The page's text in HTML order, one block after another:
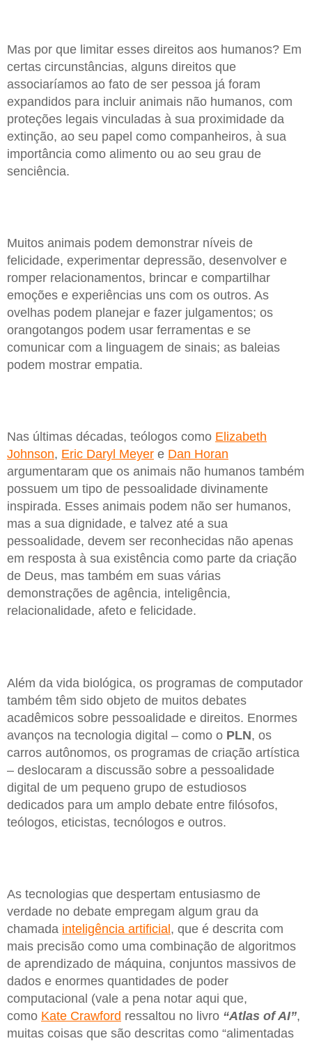
Mas por que limitar esses direitos aos humanos? Em
certas circunstâncias, alguns direitos que
associaríamos ao fato de ser pessoa já foram
expandidos para incluir animais não humanos, com
proteções legais vinculadas à sua proximidade da
extinção, ao seu papel como companheiros, à sua
importância como alimento ou ao seu grau de
senciência.
Muitos animais podem demonstrar níveis de
felicidade, experimentar depressão, desenvolver e
romper relacionamentos, brincar e compartilhar
emoções e experiências uns com os outros. As
ovelhas podem planejar e fazer julgamentos; os
orangotangos podem usar ferramentas e se
comunicar com a linguagem de sinais; as baleias
podem mostrar empatia.
Nas últimas décadas, teólogos como Elizabeth
Johnson, Eric Daryl Meyer e Dan Horan
argumentaram que os animais não humanos também
possuem um tipo de pessoalidade divinamente
inspirada. Esses animais podem não ser humanos,
mas a sua dignidade, e talvez até a sua
pessoalidade, devem ser reconhecidas não apenas
em resposta à sua existência como parte da criação
de Deus, mas também em suas várias
demonstrações de agência, inteligência,
relacionalidade, afeto e felicidade.
Além da vida biológica, os programas de computador
também têm sido objeto de muitos debates
acadêmicos sobre pessoalidade e direitos. Enormes
avanços na tecnologia digital – como o PLN, os
carros autônomos, os programas de criação artística
– deslocaram a discussão sobre a pessoalidade
digital de um pequeno grupo de estudiosos
dedicados para um amplo debate entre filósofos,
teólogos, eticistas, tecnólogos e outros.
As tecnologias que despertam entusiasmo de
verdade no debate empregam algum grau da
chamada inteligência artificial, que é descrita com
mais precisão como uma combinação de algoritmos
de aprendizado de máquina, conjuntos massivos de
dados e enormes quantidades de poder
computacional (vale a pena notar aqui que,
como Kate Crawford ressaltou no livro “Atlas of AI”,
muitas coisas que são descritas como “alimentadas